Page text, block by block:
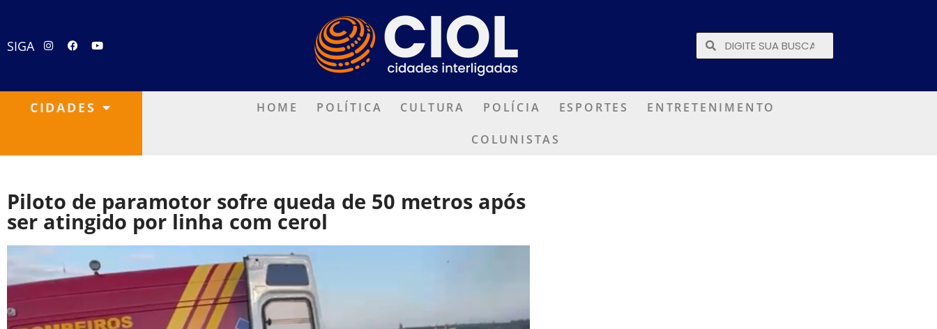
SIGA
CIDADES HOME POLÍTICA CULTURA POLÍCIA ESPORTES ENTRETENIMENTO
COLUNISTAS
Piloto de paramotor sofre queda de 50 metros após
ser atingido por linha com cerol